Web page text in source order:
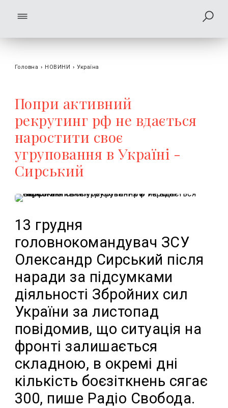
Головна › НОВИНИ › Україна
Попри активний
рекрутинг рф не вдається
наростити своє
угруповання в Україні -
Сирський
13 грудня
головнокомандувач ЗСУ
Олександр Сирський після
наради за підсумками
діяльності Збройних сил
України за листопад
повідомив, що ситуація на
фронті залишається
складною, в окремі дні
кількість боєзіткнень сягає
300, пише Радіо Свобода.